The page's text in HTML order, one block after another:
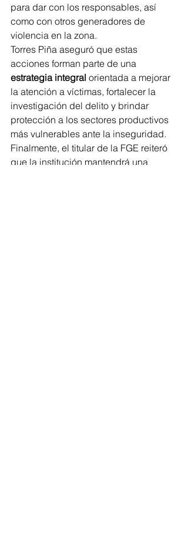
para dar con los responsables, así
como con otros generadores de
violencia en la zona.
Torres Piña aseguró que estas
acciones forman parte de una
estrategia integral orientada a mejorar
la atención a víctimas, fortalecer la
investigación del delito y brindar
protección a los sectores productivos
más vulnerables ante la inseguridad.
Finalmente, el titular de la FGE reiteró
que la institución mantendrá una